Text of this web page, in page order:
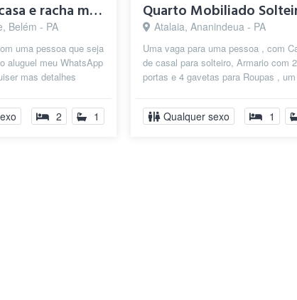
aluguel da casa e racha meu número 99265...
Belém - PA
uma pessoa que seja
aluguel meu WhatsApp
mas detalhes
2 1
Atalaia, Ananindeua - PA
Uma vaga para uma pessoa , com
de casal para solteiro, Armario com 2
portas e 4 gavetas para Roupas , um
j...
Qualquer sexo 1